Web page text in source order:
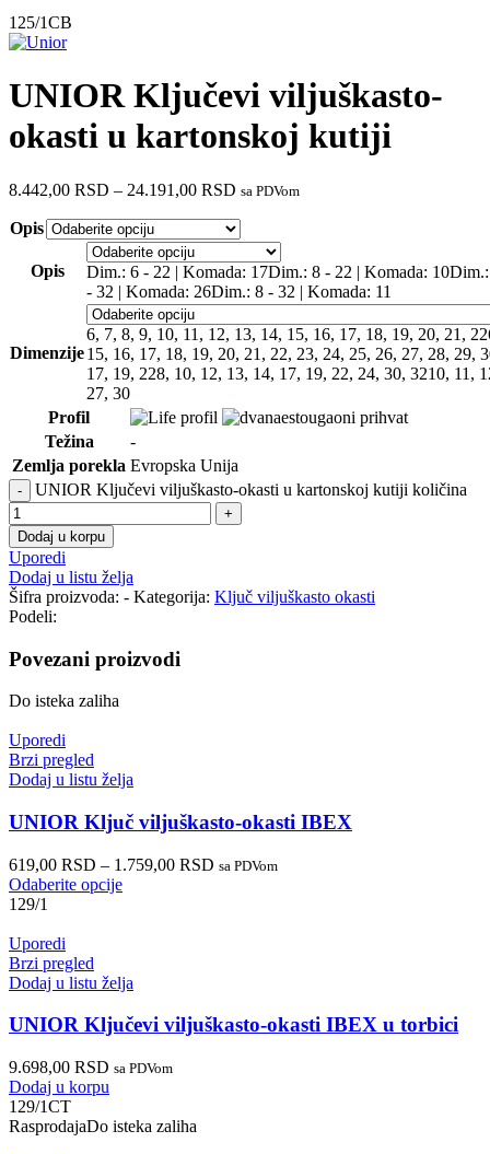
125/1CB
UNIOR Ključevi viljuškasto-
okasti u kartonskoj kutiji
8.442,00 RSD – 24.191,00 RSD sa PDVom
Opis
Opis Dim.: 6 - 22 | Komada: 17Dim.: 8 - 22 | Komada: 10
- 32 | Komada: 26Dim.: 8 - 32 | Komada: 11
Dimenzije
6, 7, 8, 9, 10, 11, 12, 13, 14, 15, 16, 17, 18, 19, 20, 21, 22
15, 16, 17, 18, 19, 20, 21, 22, 23, 24, 25, 26, 27, 28, 29,
17, 19, 228, 10, 12, 13, 14, 17, 19, 22, 24, 30, 3210, 11,
27, 30
Profil
Težina
-
Zemlja porekla Evropska Unija
UNIOR Ključevi viljuškasto-okasti u kartonskoj kutiji količina
Dodaj u korpu
Uporedi
Dodaj u listu želja
Šifra proizvoda: - Kategorija: Ključ viljuškasto okasti
Podeli:
Povezani proizvodi
Do isteka zaliha
Uporedi
Brzi pregled
Dodaj u listu želja
UNIOR Ključ viljuškasto-okasti IBEX
619,00 RSD – 1.759,00 RSD sa PDVom
Odaberite opcije
129/1
Uporedi
Brzi pregled
Dodaj u listu želja
UNIOR Ključevi viljuškasto-okasti IBEX u torbici
9.698,00 RSD sa PDVom
Dodaj u korpu
129/1CT
RasprodajaDo isteka zaliha